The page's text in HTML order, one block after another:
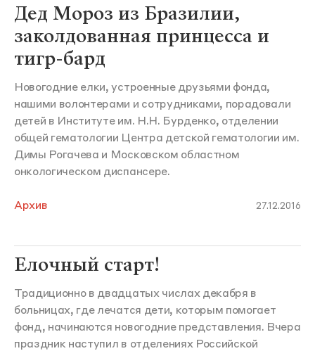
Дед Мороз из Бразилии,
заколдованная принцесса и
тигр-бард
Новогодние елки, устроенные друзьями фонда,
нашими волонтерами и сотрудниками, порадовали
детей в Институте им. Н.Н. Бурденко, отделении
общей гематологии Центра детской гематологии им.
Димы Рогачева и Московском областном
онкологическом диспансере.
Архив 27.12.2016
Елочный старт!
Традиционно в двадцатых числах декабря в
больницах, где лечатся дети, которым помогает
фонд, начинаются новогодние представления. Вчера
праздник наступил в отделениях Российской